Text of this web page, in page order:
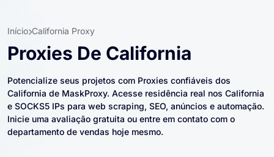
Início California Proxy
Proxies De California
Potencialize seus projetos com Proxies confiáveis ​​dos
California de MaskProxy. Acesse residência real nos California
e SOCKS5 IPs para web scraping, SEO, anúncios e automação.
Inicie uma avaliação gratuita ou entre em contato com o
departamento de vendas hoje mesmo.